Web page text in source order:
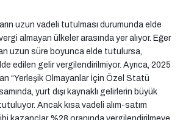
uzun vadeli tutulması durumunda elde
almayan ülkeler arasında yer alıyor. Eğer
uzun süre boyunca elde tutulursa,
edilen gelir vergilendirilmiyor. Ayrıca, 2025
“Yerleşik Olmayanlar İçin Özel Statü
yurt dışı kaynaklı gelirlerin büyük
Ancak kısa vadeli alım-satım